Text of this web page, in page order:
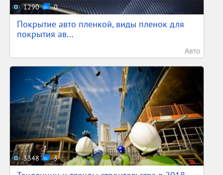
1290 0
Покрытие авто пленкой, виды пленок для
покрытия ав...
Авто
3348 3